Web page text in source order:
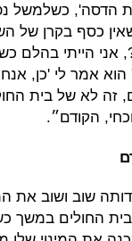
הדסה', כשלמשל
כסף בקרן
הייתי בהלם
אמר לי 'כן,
זה לא של בית
הקודם״.
שוב ושוב
החולים במשך